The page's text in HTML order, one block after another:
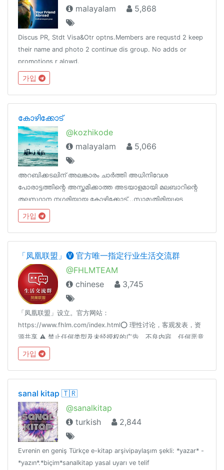
malayalam
5,868
Discus PR, Stdt Visa&Otr optns.Members are requstd 2 keep
their name and photo 2 continue dis group. No adds or
promotions r alowd.
가입
കോഴിക്കോട്
@kozhikode
malayalam
5,066
അറബിക്കടലിന് അലങ്കാരം ചാർത്തി അധിനിവേശ
പോരാട്ടത്തിന്റെ അസ്തമിക്കാത്ത അടയാളമായി മലബാറിന്റെ
തലസ്ഥാന നഗരിയായ കോഴിക്കോട്...സാമൂതിരിയുടെ
തേരോട്ടങ്ങൾക്ക് ധൈര്യത്തിന്റെയും ധൈഷണീകതയുടെയും
പടയങ്കി പുതപ്പിച്ച കുഞ്ഞാലി മരക്കാറുടെ ഓർമ്മകൾ ഓളം
തല്ലുന്ന കോഴിക്കോട്
가입
「凤凰联盟」🅥 官方唯一指定行业生活交流群
@FHLMTEAM
chinese
3,745
「凤凰联盟」设立。官方网站：
https://www.fhlm.com/index.html⭕️ 理性讨论，客观发表，资
源共享 ⚠️ 禁止任何类型及未经授权的广告、不良内容、任何恶意
行为、调戏群内 BOT 指令 ♻️ 凤凰联盟帮您把手上每位客户资源
变现，鼠年赚大钱，详情请洽联盟人员 同场推荐：👍👍👍群组引
导：https://t.me/FHLMALL生活频道：https://t.me/FHLMLIFE
가입
sanal kitap 🇹🇷
@sanalkitap
turkish
2,844
Evrenin en geniş Türkçe e-kitap arşivipaylaşım şekli: *yazar* -
*yazın*.*biçim*sanalkitap yasal uyarı ve telif